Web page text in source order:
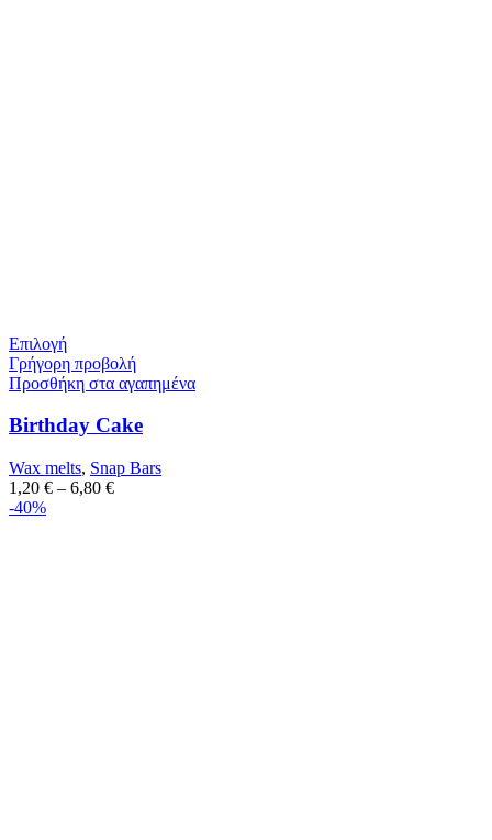
Επιλογή
Γρήγορη προβολή
Προσθήκη στα αγαπημένα
Birthday Cake
Wax melts, Snap Bars
1,20 € – 6,80 €
-40%